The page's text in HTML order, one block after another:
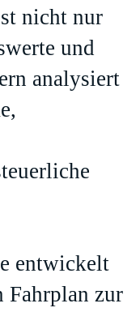
nicht nur
und
analysiert
entwickelt
Fahrplan zur